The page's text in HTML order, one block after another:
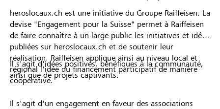
heroslocaux.ch est une initiative du Groupe Raiffeisen. La
devise "Engagement pour la Suisse" permet à Raiffeisen
de faire connaître à un large public les initiatives et idées
publiées sur heroslocaux.ch et de soutenir leur
réalisation. Raiffeisen applique ainsi au niveau local et
régional l'idée du financement participatif de manière
coopérative.
Il s'agit d'idées positives, bénéfiques à la communauté,
ainsi que de projets captivants.
Il s'agit d'un engagement en faveur des associations